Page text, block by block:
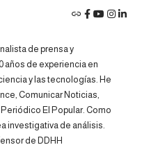
de prensa y
años de experiencia en
y las tecnologías. He
Comunicar Noticias,
El Popular. Como
investigativa de análisis.
de DDHH